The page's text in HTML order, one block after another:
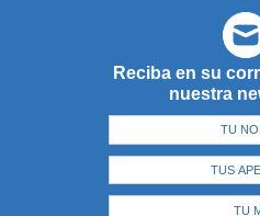
Reciba en su
nuestra